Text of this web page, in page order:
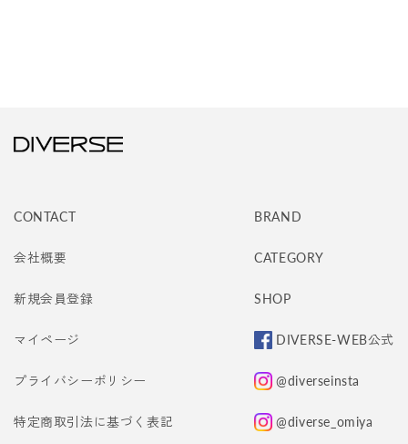
CONTACT
会社概要
新規会員登録
マイページ
プライバシーポリシー
特定商取引法に基づく表記
BRAND
CATEGORY
SHOP
DIVERSE-WEB公式
@diverseinsta
@diverse_omiya